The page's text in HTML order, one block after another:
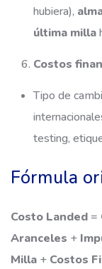
hubiera),
última milla
Costos
Tipo de
testing,
Fórmula
Costo Landed =
Aranceles +
Milla + Costos